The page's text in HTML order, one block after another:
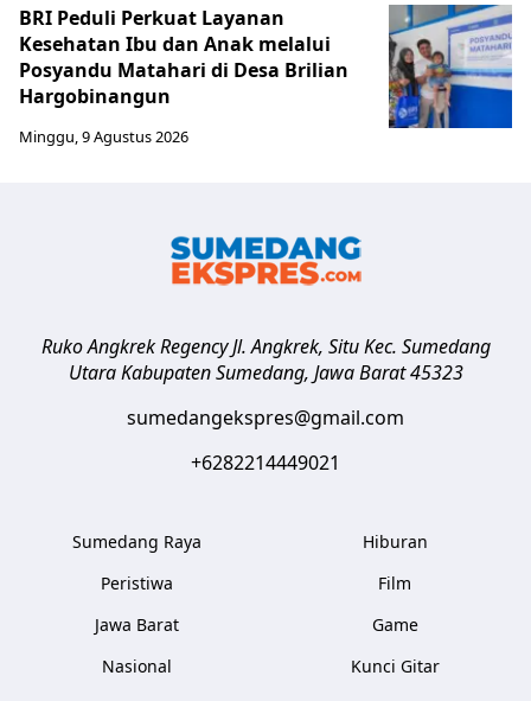
BRI Peduli Perkuat Layanan
Kesehatan Ibu dan Anak melalui
Posyandu Matahari di Desa Brilian
Hargobinangun
Minggu, 9 Agustus 2026
Ruko Angkrek Regency Jl. Angkrek, Situ Kec. Sumedang
Utara Kabupaten Sumedang, Jawa Barat 45323
sumedangekspres@gmail.com
+6282214449021
Sumedang Raya
Peristiwa
Jawa Barat
Nasional
Hiburan
Film
Game
Kunci Gitar